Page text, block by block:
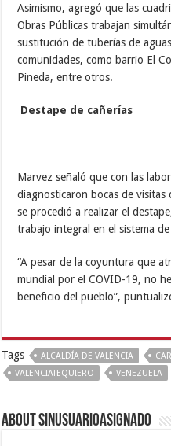
Asimismo, agregó que las
Obras Públicas trabajan
sustitución de tuberías de
comunidades, como barrio El
Pineda, entre otros.
Destape de cañerías
Marvez señaló que con las
diagnosticaron bocas de
se procedió a realizar el
trabajo integral en el sistema
“A pesar de la coyuntura que
mundial por el COVID-19, no
beneficio del pueblo”,
Tags ALCALDÍA DE VALENCIA
VALENCIATEQUIERO
VENEZUELA
About sinusuarioasignado